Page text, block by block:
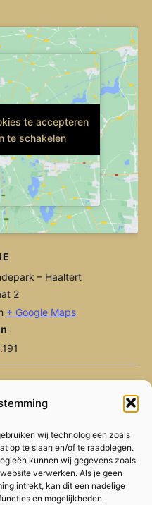
wij technologieën zoals
op te slaan en/of te raadplegen.
kunnen wij gegevens zoals
verwerken. Als je geen
intrekt, kan dit een nadelige
en mogelijkheden.
– Haaltert
2
+ Google Maps
te accepteren
te schakelen
te accepteren
te schakelen